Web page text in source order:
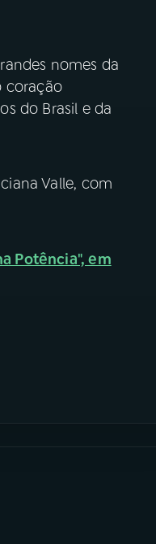
nomes da
coração
do Brasil e da
Valle, com
Potência", em